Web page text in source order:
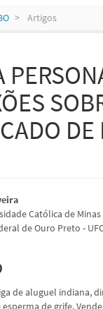
Artigos
DE
Católica de Minas
de Ouro Preto -
de aluguel indiana,
de grife.